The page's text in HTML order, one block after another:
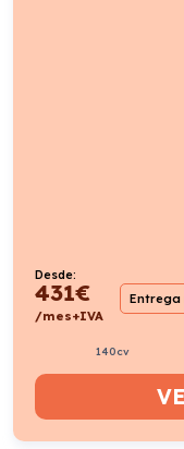
Desde:
431€
/mes+IVA
140cv